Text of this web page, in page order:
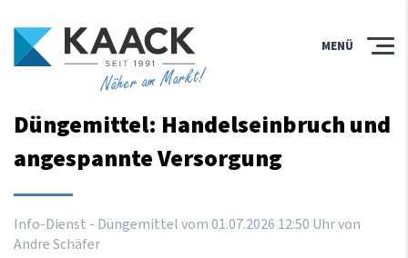
Näher am Markt!
MENÜ
Düngemittel: Handelseinbruch und
angespannte Versorgung
Info-Dienst - Düngemittel vom01.07.2026 12:50 Uhrvon
Andre Schäfer